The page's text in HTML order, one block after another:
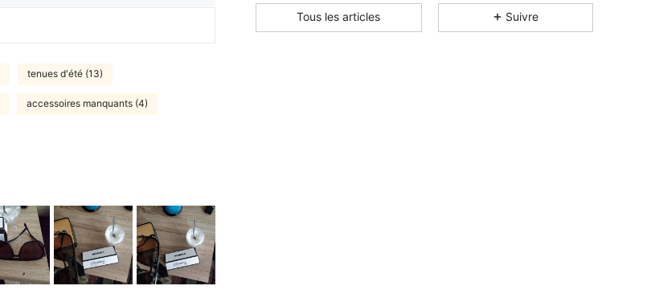
tenues d'été (13)
accessoires manquants (4)
4,88
4,88
67
10K
Tous les articles Suivre